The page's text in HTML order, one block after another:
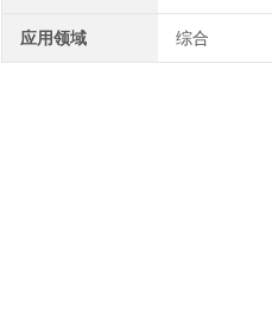
应用领域 综合